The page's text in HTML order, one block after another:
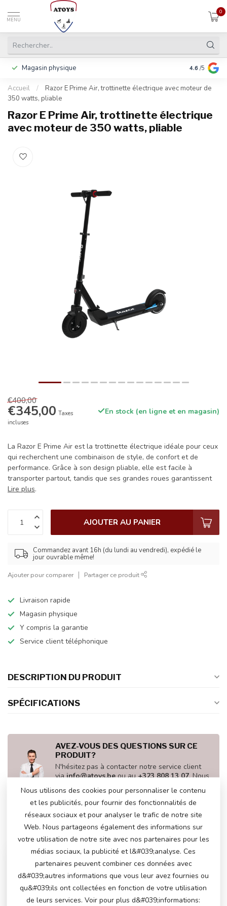
MENU
0
Magasin physique Y compris
4.6 /5
Accueil /
Razor E Prime Air, trottinette électrique avec moteur de
350 watts, pliable
Razor E Prime Air, trottinette électrique
avec moteur de 350 watts, pliable
€400,00
€345,00 Taxes
incluses
En stock (en ligne et en magasin)
La Razor E Prime Air est la trottinette électrique idéale pour ceux
qui recherchent une combinaison de style, de confort et de
performance. Grâce à son design pliable, elle est facile à
transporter partout, tandis que ses grandes roues garantissent
Lire plus.
AJOUTER AU PANIER
Commandez avant 16h (du lundi au vendredi), expédié le
jour ouvrable même!
Ajouter pour comparer Partager ce produit
Livraison rapide
Magasin physique
Y compris la garantie
Service client téléphonique
DESCRIPTION DU PRODUIT
SPÉCIFICATIONS
AVEZ-VOUS DES QUESTIONS SUR CE
PRODUIT?
N'hésitez pas à contacter notre service client
viainfo@atoys.beou au+323 808 13 07. Nous
VU(S) RÉCEMMENT
Nous utilisons des cookies pour personnaliser le contenu
et les publicités, pour fournir des fonctionnalités de
réseaux sociaux et pour analyser le trafic de notre site
Web. Nous partageons également des informations sur
votre utilisation de notre site avec nos partenaires pour les
médias sociaux, la publicité et l&#039;analyse. Ces
partenaires peuvent combiner ces données avec
d&#039;autres informations que vous leur avez fournies ou
qu&#039;ils ont collectées en fonction de votre utilisation
de leurs services. Voir pour plus d&#039;informations: